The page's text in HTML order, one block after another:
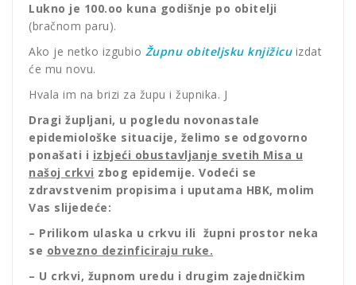
Lukno je 100.oo kuna godišnje po obitelji
(bračnom paru).
Ako je netko izgubio Župnu obiteljsku knjižicuizdat
će mu novu.
Hvala im na brizi za župu i župnika. J
Dragi župljani, u pogledu novonastale
epidemiološke situacije, želimo se odgovorno
ponašati i izbjeći obustavljanje svetih Misa u
našoj crkvi zbog epidemije. Vodeći se
zdravstvenim propisima i uputama HBK, molim
Vas slijedeće:
– Prilikom ulaska u crkvu ili župni prostor neka
se obvezno dezinficiraju ruke.
– U crkvi, župnom uredu i drugim zajedničkim